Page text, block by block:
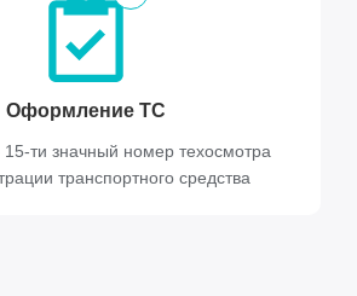
Оформление ТС
15-ти значный номер техосмотра
транспортного средства